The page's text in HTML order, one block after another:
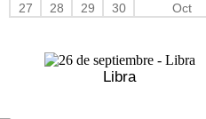
27
28 29 30 Oct
Libra